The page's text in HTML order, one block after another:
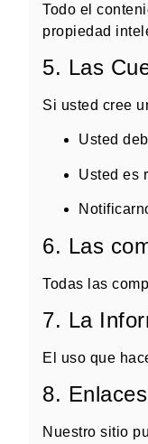
Todo el
propiedad
5. Las
Si usted cree
Usted
Usted es
6. Las
Todas las
7. La
El uso que
8.
Nuestro sitio